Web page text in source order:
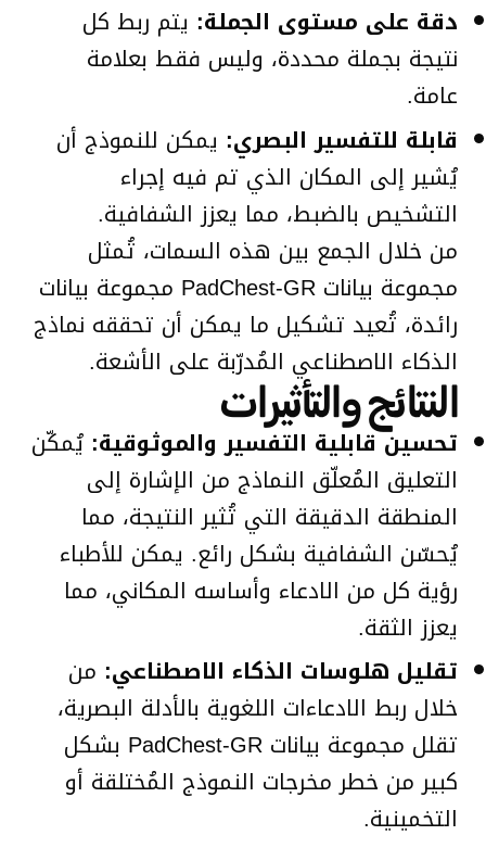
دقة على مستوى الجملة: يتم ربط كل
نتيجة بجملة محددة، وليس فقط بعلامة
عامة.
قابلة للتفسير البصري: يمكن للنموذج أن
يُشير إلى المكان الذي تم فيه إجراء
التشخيص بالضبط، مما يعزز الشفافية.
من خلال الجمع بين هذه السمات، تُمثل
مجموعة بيانات PadChest-GR مجموعة بيانات
رائدة، تُعيد تشكيل ما يمكن أن تحققه نماذج
الذكاء الاصطناعي المُدرّبة على الأشعة.
النتائج والتأثيرات
تحسين قابلية التفسير والموثوقية: يُمكّن
التعليق المُعلّق النماذج من الإشارة إلى
المنطقة الدقيقة التي تُثير النتيجة، مما
يُحسّن الشفافية بشكل رائع. يمكن للأطباء
رؤية كل من الادعاء وأساسه المكاني، مما
يعزز الثقة.
تقليل هلوسات الذكاء الاصطناعي: من
خلال ربط الادعاءات اللغوية بالأدلة البصرية،
تقلل مجموعة بيانات PadChest-GR بشكل
كبير من خطر مخرجات النموذج المُختلقة أو
التخمينية.